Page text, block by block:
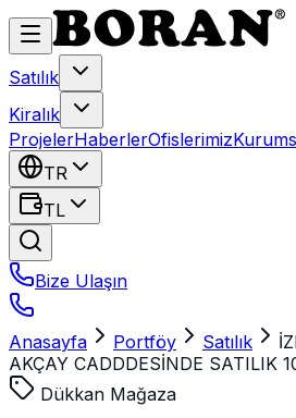
Satılık
Kiralık
ProjelerHaberlerOfislerimiz
TR
TL
Bize Ulaşın
Anasayfa Portföy Satılık
AKÇAY CADDDESİNDE SATILIK
Dükkan Mağaza